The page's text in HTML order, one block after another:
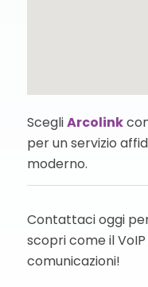
ScegliArcolink
per un servizio
moderno.
Contattaci oggi
scopri come il
comunicazioni!